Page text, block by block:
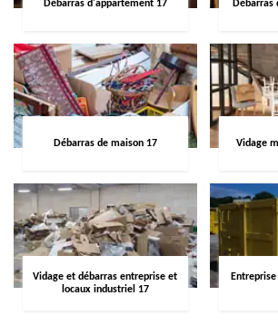
Débarras d'appartement 17 Débarras
Débarras de maison 17 Vidage
Vidage et débarras entreprise et
locaux industriel 17